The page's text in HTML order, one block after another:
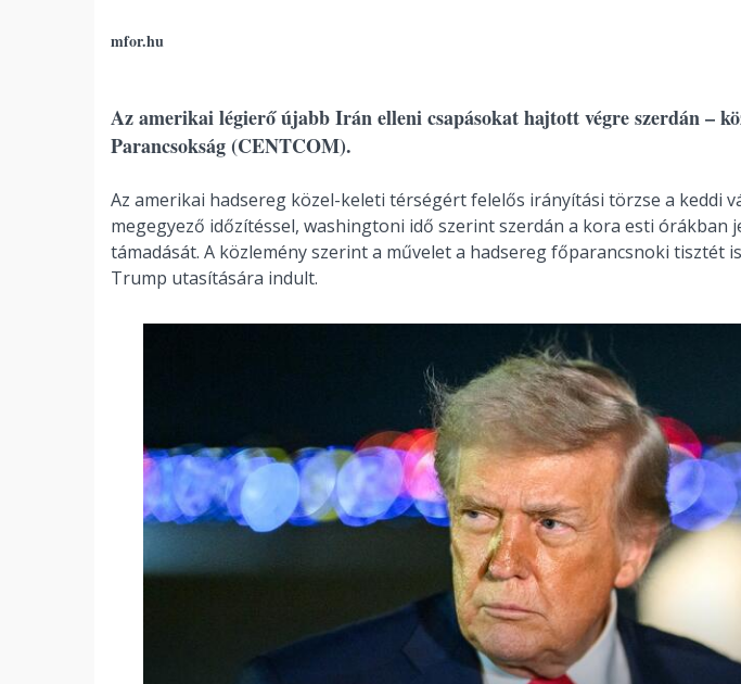
mfor.hu
Az amerikai légierő újabb Irán elleni csapásokat hajtott végre szerdán –
Parancsokság (CENTCOM).
Az amerikai hadsereg közel-keleti térségért felelős irányítási törzse a keddi
megegyező időzítéssel, washingtoni idő szerint szerdán a kora esti órákban
támadását. A közlemény szerint a művelet a hadsereg főparancsnoki tisztét
Trump utasítására indult.